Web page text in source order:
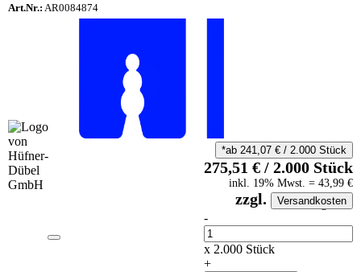
Art.Nr.: AR0084874
auf Anfrageliste
-
Anzahl
x 2.000 Stück
+
*ab 241,07 €/ 2.000 Stück
275,51 €/ 2.000 Stück
inkl. 19% Mwst. = 43,99 €
zzgl. Versandkosten